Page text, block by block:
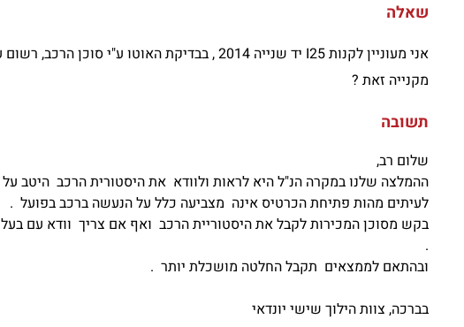
שאלה
מקנייה זאת ?
תשובה
שלום רב,
ההמלצה שלנו במקרה הנ"ל היא לראות ולוודא את היסטורית הרכב היטב
לעיתים מהות פתיחת הכרטיס אינה מצביעה כלל על הנעשה ברכב בפועל .
בקש מסוכן המכירות לקבל את היסטוריית הרכב ואף אם צריך וודא עם
.
ובהתאם לממצאים תקבל החלטה מושכלת יותר .
בברכה, צוות הילוך שישי יונדאי